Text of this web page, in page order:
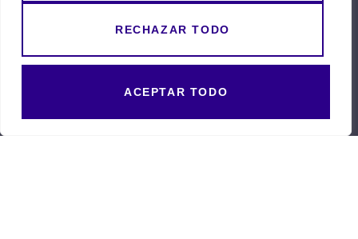
RECHAZAR TODO
ACEPTAR TODO
Legal
Legal Notice
Cookies policy